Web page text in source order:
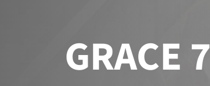
GRACE 7